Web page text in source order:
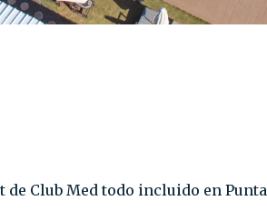
Club Med todo incluido en